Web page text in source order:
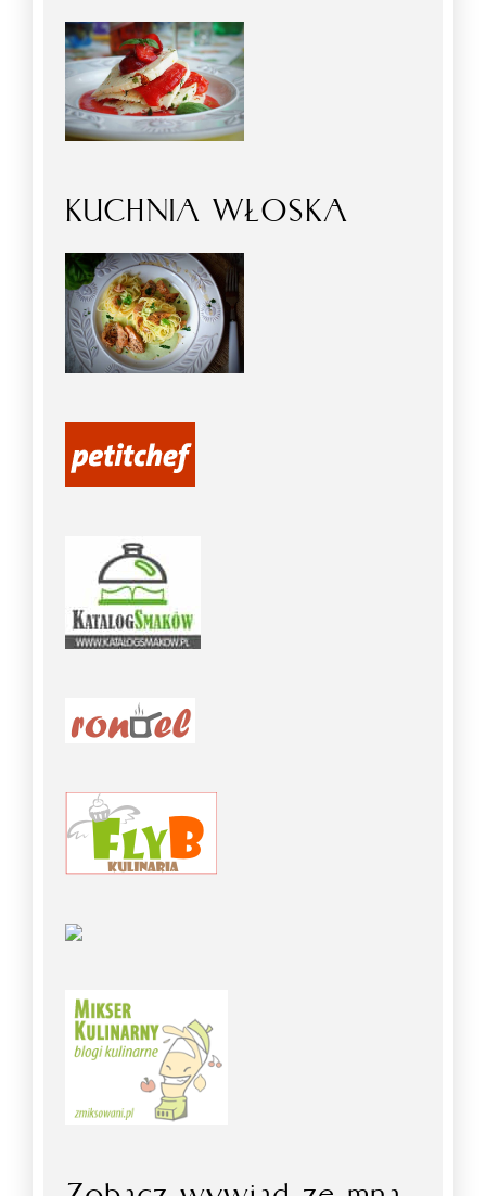
KUCHNIA WŁOSKA